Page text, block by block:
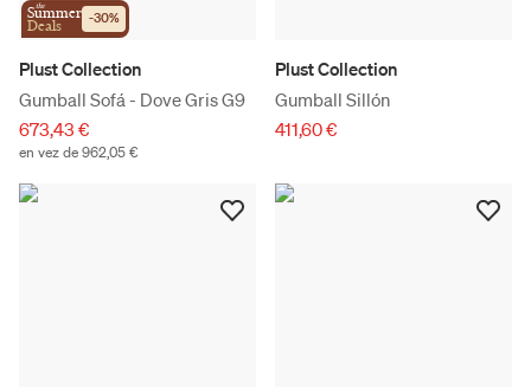
the
Summer
Deals -30%
Plust Collection
Gumball Sofá - Dove Gris G9
673,43 €
en vez de 962,05 €
Plust Collection
Gumball Sillón
411,60 €